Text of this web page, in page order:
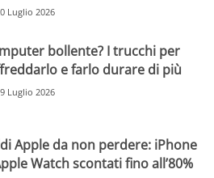
Luglio 2026
bollente? I trucchi per
e farlo durare di più
Luglio 2026
Apple da non perdere: iPhone
Watch scontati fino all’80%